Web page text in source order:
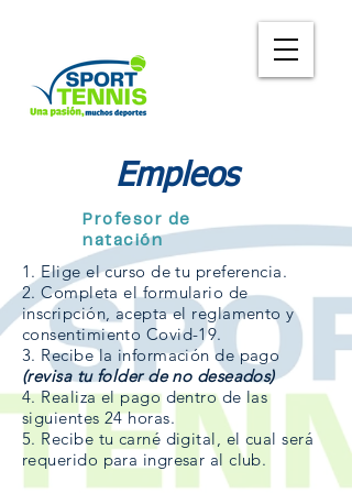
Empleos
Profesor de
natación
1. Elige el curso de tu preferencia.
2. Completa el formulario de
inscripción, acepta el reglamento y
consentimiento Covid-19.
3. Recibe la información de pago
(revisa tu folder de no deseados)
4. Realiza el pago dentro de las
siguientes 24 horas.
5. Recibe tu carné digital, el cual será
requerido para ingresar al club.